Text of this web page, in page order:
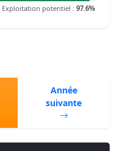
Exploitation potentiel : 97.6%
Année
suivante